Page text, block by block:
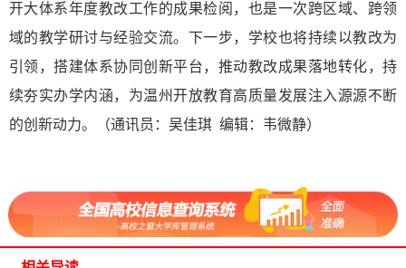
开大体系年度教改工作的成果检阅，也是一次跨区域、跨领
域的教学研讨与经验交流。下一步，学校也将持续以教改为
引领，搭建体系协同创新平台，推动教改成果落地转化，持
续夯实办学内涵，为温州开放教育高质量发展注入源源不断
的创新动力。（通讯员：吴佳琪 编辑：韦微静）